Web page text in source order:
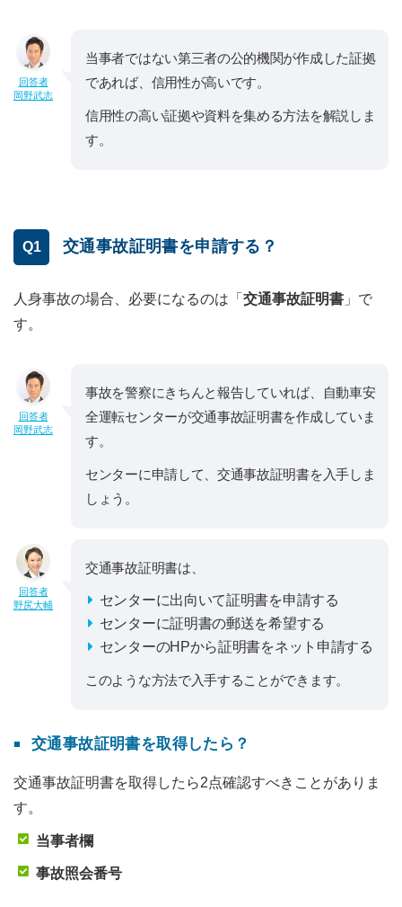
回答者
岡野武志
当事者ではない第三者の公的機関が作成した証拠
であれば、信用性が高いです。
信用性の高い証拠や資料を集める方法を解説しま
す。
Q1 交通事故証明書を申請する？
人身事故の場合、必要になるのは「 交通事故証明書 」で
す。
回答者
岡野武志
事故を警察にきちんと報告していれば、自動車安
全運転センターが交通事故証明書を作成していま
す。
センターに申請して、交通事故証明書を入手しま
しょう。
回答者
野尻大輔
交通事故証明書は、
センターに出向いて証明書を申請する
センターに証明書の郵送を希望する
センターのHPから証明書をネット申請する
このような方法で入手することができます。
交通事故証明書を取得したら？
交通事故証明書を取得したら2点確認すべきことがありま
す。
当事者欄
事故照会番号